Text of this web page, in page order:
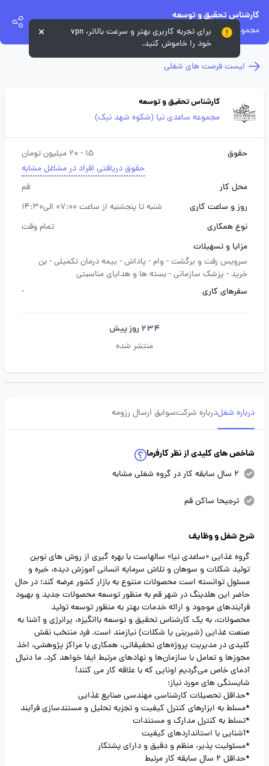
کارشناس تحقیق و توسعه
مجموعه ساعدی نیا (شکوه شهد نیک)
لیست فرصت های شغلی
کارشناس تحقیق و توسعه
مجموعه ساعدی نیا (شکوه شهد نیک)
حقوق
15 - 20 میلیون تومان
حقوق دریافتی افراد در مشاغل مشابه
محل کار
قم
روز و ساعت کاری
شنبه تا پنجشنبه از ساعت 07:00 الی14:30
نوع همکاری
تمام وقت
مزایا و تسهیلات
سرویس رفت و برگشت -وام -پاداش - بیمه درمان تکمیلی -بن
خرید - پزشک سازمانی -بسته ها و هدایای مناسبتی
سفرهای کاری
-
234 روز پیش
منتشر شده
درباره شغلدرباره شرکتسوابق ارسال رزومه
شاخص های کلیدی از نظر کارفرما
2 سال سابقه کار در گروه شغلی مشابه
ترجیحا ساکن قم
شرح شغل و وظایف
گروه غذایی «ساعدی نیا» سالهاست با بهره گیری از روش های نوین
تولید شکلات و سوهان و تلاش سرمایه انسانی آموزش دیده، خبره و
مسئول توانسته است محصولات متنوع به بازار کشور عرضه کند؛ در حال
حاضر این هلدینگ در شهر قم به منظور توسعه محصولات جدید و بهبود
فرآیندهای موجود و ارائه خدمات بهتر به منظور توسعه تولید
محصولات، به یک کارشناس تحقیق و توسعه باانگیزه، پرانرژی و آشنا به
صنعت غذایی (شیرینی یا شکلات) نیازمند است. فرد منتخب نقش
کلیدی در مدیریت پروژه‌های تحقیقاتی، همکاری با مراکز پژوهشی، اخذ
مجوزها و تعامل با سازمان‌ها و نهادهای مرتبط ایفا خواهد کرد. ما دنبال
آدمای خاص می‌گردیم اونایی که با علاقه کار می کنند!
شایستگی های مورد نیاز:
*حداقل تحصیلات کارشناسی مهندسی صنایع غذایی
*مسلط به ابزارهای کنترل کیفیت و تجزیه تحلیل و مستندسازی فرآیند
*تسلط به کنترل مدارک و مستندات
*آشنایی با استانداردهای کیفیت
*مسئولیت پذیر، منظم و دقیق و دارای پشتکار
*حداقل 2 سال سابقه کار مرتبط
برای تجربه کاربری بهتر و سرعت بالاتر، vpn
خود را خاموش کنید.